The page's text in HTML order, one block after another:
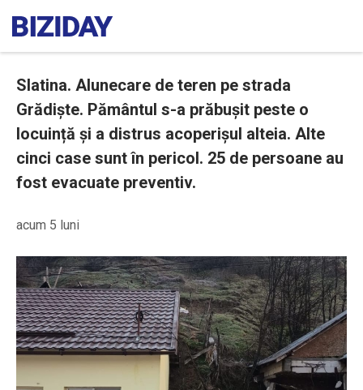
Slatina. Alunecare de teren pe strada
Grădiște. Pământul s-a prăbușit peste o
locuință și a distrus acoperișul alteia. Alte
cinci case sunt în pericol. 25 de persoane au
fost evacuate preventiv.
acum 5 luni